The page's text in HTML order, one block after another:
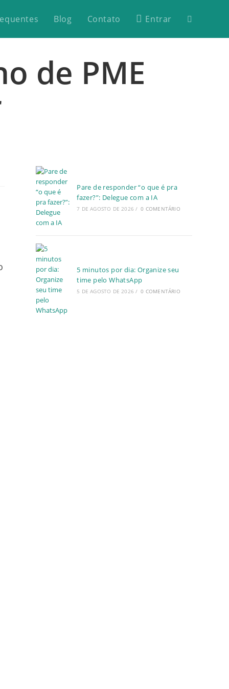
Blog Contato Entrar
de PME
Pare de responder “o que é pra
fazer?”: Delegue com a IA
7 DE AGOSTO DE 2026 / 0 COMENTÁRIO
5 minutos por dia: Organize seu
time pelo WhatsApp
5 DE AGOSTO DE 2026 / 0 COMENTÁRIO